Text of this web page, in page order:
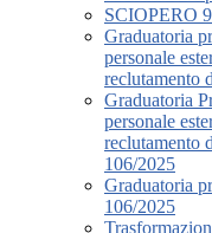
SCIOPERO
Graduatoria
personale
reclutamento
Graduatoria
personale
reclutamento
106/2025
Graduatoria
106/2025